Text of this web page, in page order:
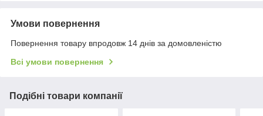
Умови повернення
Повернення товару впродовж 14 днів за домовленістю
Всі умови повернення
Подібні товари компанії